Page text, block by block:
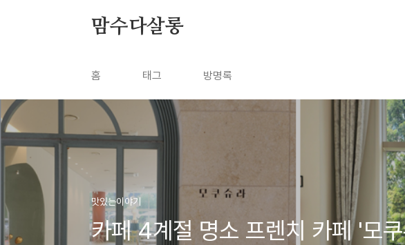
맘수다살롱
홈 태그 방명록
맛있는이야기
카페 4계절 명소 프렌치 카페 '모